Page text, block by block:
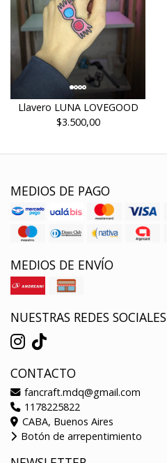
Llavero LUNA LOVEGOOD
$3.500,00
MEDIOS DE PAGO
MEDIOS DE ENVÍO
NUESTRAS REDES SOCIALES
CONTACTO
fancraft.mdq@gmail.com
1178225822
CABA, Buenos Aires
Botón de arrepentimiento